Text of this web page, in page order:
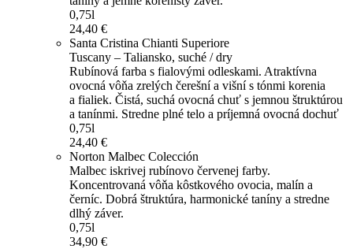
0,75l
24,40 €
Santa Cristina Chianti Superiore
Tuscany – Taliansko, suché / dry
Rubínová farba s fialovými odleskami. Atraktívna
ovocná vôňa zrelých čerešní a višní s tónmi korenia
a fialiek. Čistá, suchá ovocná chuť s jemnou štruktúrou
a tanínmi. Stredne plné telo a príjemná ovocná dochuť
0,75l
24,40 €
Norton Malbec Colección
Malbec iskrivej rubínovo červenej farby.
Koncentrovaná vôňa kôstkového ovocia, malín a
černíc. Dobrá štruktúra, harmonické taníny a stredne
dlhý záver.
0,75l
34,90 €